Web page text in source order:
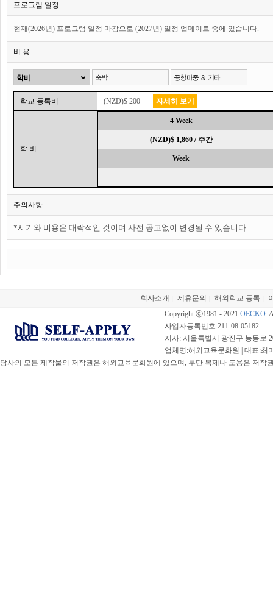
프로그램 일정
현재(2026년) 프로그램 일정 마감으로 (2027년) 일정 업데이트 중에 있습니다.
비 용
학교 등록비 (NZD)$ 200 자세히 보기
학 비
4 Week
(NZD)$ 1,860 / 주간
Week
주의사항
*시기와 비용은 대락적인 것이며 사전 공고없이 변경될 수 있습니다.
회사소개 제휴문의 해외학교 등록
Copyright ⓒ1981 - 2021 OECKO.
사업자등록번호:211-08-05182
지사: 서울특별시 광진구 능동로
업체명:해외교육문화원 | 대표:최
당사의 모든 제작물의 저작권은 해외교육문화원에 있으며, 무단 복제나 도용은 저